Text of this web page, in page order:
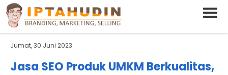
BARAND ANDA
Deskripsi Singkat Saja
Jumat, 30 Juni 2023
Jasa SEO Produk UMKM Berkualitas,